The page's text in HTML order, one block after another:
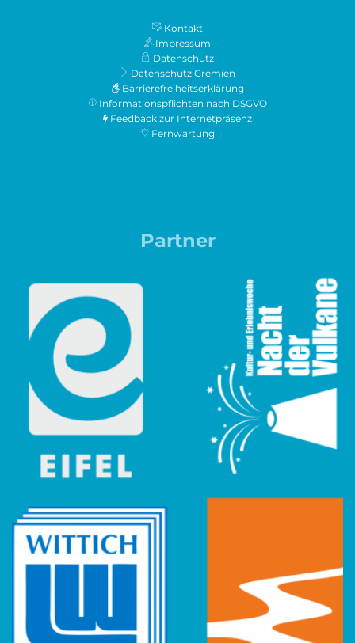
Kontakt
Impressum
Datenschutz
Datenschutz Gremien
Barrierefreiheitserklärung
Informationspflichten nach DSGVO
Feedback zur Internetpräsenz
Fernwartung
Partner